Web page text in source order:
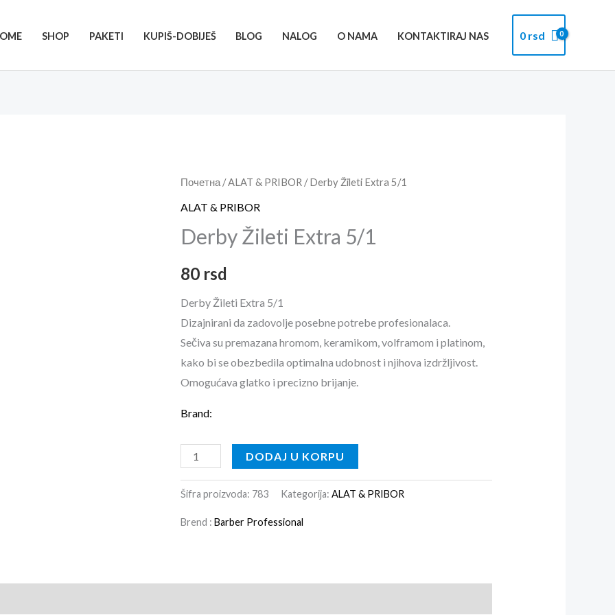
SHOP PAKETI KUPIŠ-DOBIJEŠ BLOG NALOG O NAMA KONTAKTIRAJ NAS 0 rsd
Почетна /ALAT & PRIBOR / Derby Žileti Extra 5/1
ALAT & PRIBOR
Derby Žileti Extra 5/1
80 rsd
Derby Žileti Extra 5/1
Dizajnirani da zadovolje posebne potrebe profesionalaca.
Sečiva su premazana hromom, keramikom, volframom i platinom,
kako bi se obezbedila optimalna udobnost i njihova izdržljivost.
Omogućava glatko i precizno brijanje.
Brand:
Derby
Žileti
5/1
DODAJ U KORPU
Šifra proizvoda: 783 Kategorija:ALAT & PRIBOR
Brend :Barber Professional